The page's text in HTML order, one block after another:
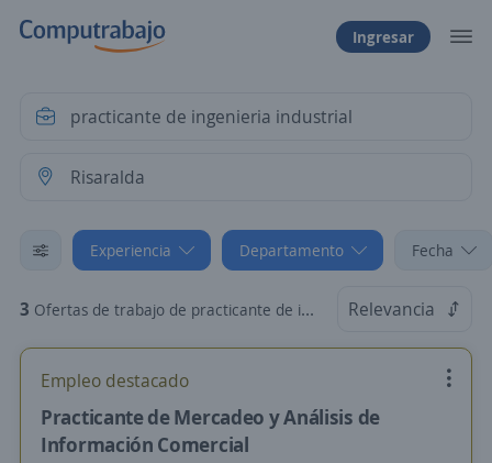
Ingresar
Experiencia Departamento Fecha
3 Ofertas de trabajo de practicante de ingenieria industrial sin experiencia en Risaralda Relevancia
Empleo destacado
Practicante de Mercadeo y Análisis de
Información Comercial